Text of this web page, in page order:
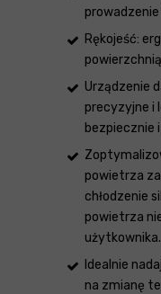
Rękojeść:
Urządzenie
precyzyjne i
bezpiecznie
powietrza
chłodzenie
powietrza
użytkownika.
Idealnie
na zmianę